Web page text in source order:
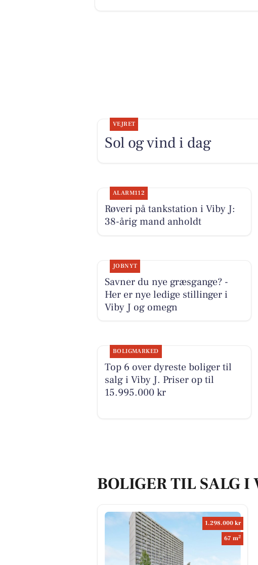
VEJRET
Sol og vind i dag
ALARM112
Røveri på tankstation i Viby J:
38-årig mand anholdt
JOBNYT
Savner du nye græsgange? -
Her er nye ledige stillinger i
Viby J og omegn
BOLIGMARKED
Top 6 over dyreste boliger til
salg i Viby J. Priser op til
15.995.000 kr
BOLIGER TIL SALG I
1.298.000 kr
67 m2